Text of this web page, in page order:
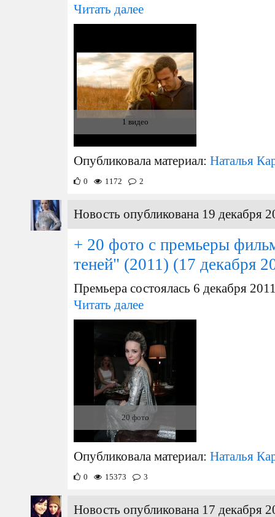
Читать далее
1 видео
Опубликовала материал: Наталья
0 1172 2
Новость опубликована 19 декабря
+ 20 фото с премьеры
теней" (2011) (17 декабря
Премьера состоялась 6 декабря
Читать далее
20 фото
Опубликовала материал: Наталья
0 15373 3
Новость опубликована 17 декабря